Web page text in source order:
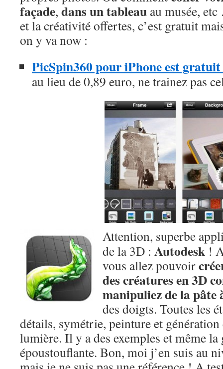
façade, dans un tableau au musée,
et la créativité offertes, c’est gratuit
on y va now :
PicSpin360 pour iPhone est
au lieu de 0,89 euro, ne trainez pas
Attention, superbe
de la 3D : Autodesk !
vous allez pouvoir
des créatures en 3D
manipuliez de la pâte
des doigts. Toutes les
détails, symétrie, peinture et
lumière. Il y a des exemples et même
époustouflante. Bon, moi j’en suis au